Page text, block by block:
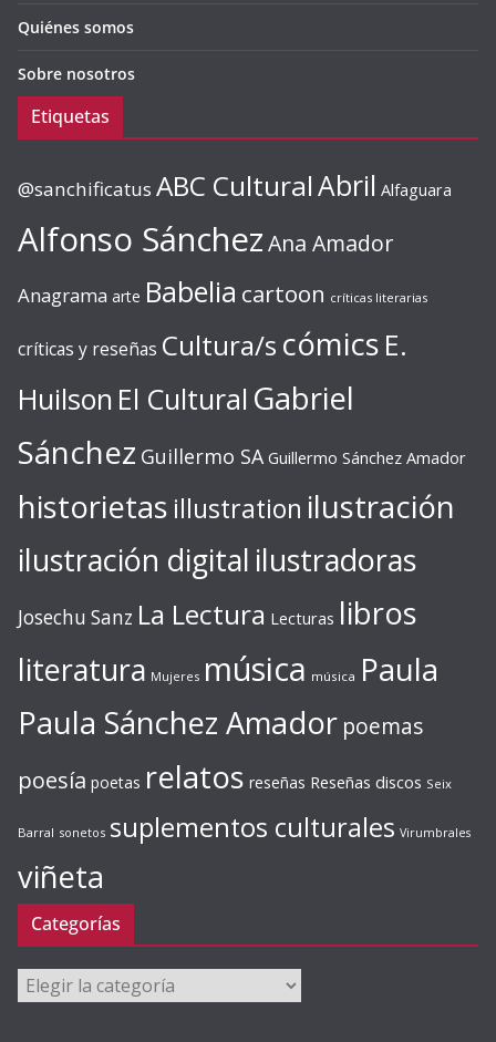
Quiénes somos
Sobre nosotros
Etiquetas
@sanchificatus ABC CulturalAbril Alfaguara
Alfonso SánchezAna Amador
Anagrama arte Babelia cartoon críticas literarias
críticas y reseñas Cultura/s cómics E.
Huilson El Cultural Gabriel
Sánchez Guillermo SA Guillermo Sánchez Amador
historietas illustration ilustración
ilustración digital ilustradoras
Josechu Sanz La Lectura Lecturas libros
literatura Mujeres música música Paula
Paula Sánchez Amador poemas
poesía poetas relatos reseñas Reseñas discos Seix
Barral sonetos suplementos culturales Virumbrales
viñeta
Categorías
Categorías